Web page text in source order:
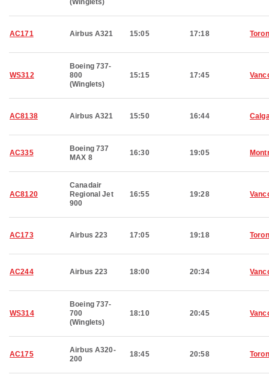
(Winglets)
AC171 Airbus A321 15:05 17:18
WS312
Boeing 737-
800
(Winglets)
15:15 17:45
AC8138 Airbus A321 15:50 16:44
AC335
Boeing 737
MAX 8
16:30 19:05
AC8120
Canadair
Regional Jet
900
16:55 19:28
AC173 Airbus 223 17:05 19:18
AC244 Airbus 223 18:00 20:34
WS314
Boeing 737-
700
(Winglets)
18:10 20:45
AC175
Airbus A320-
200
18:45 20:58